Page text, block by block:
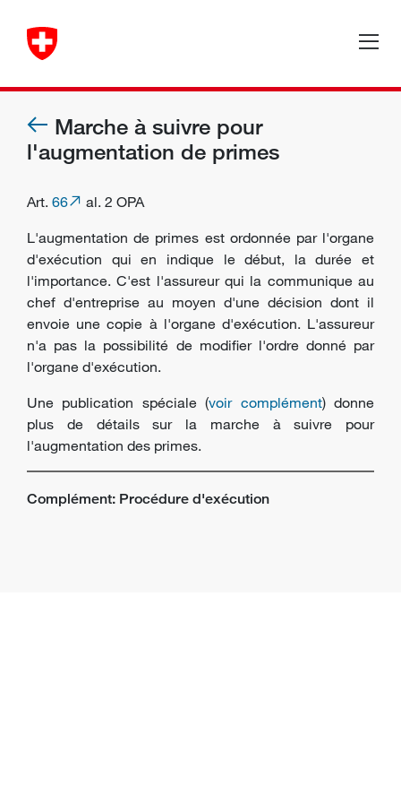
Marche à suivre pour
l'augmentation de primes
Art. 66
al. 2 OPA
L'augmentation de primes est ordonnée par l'organe
d'exécution qui en indique le début, la durée et
l'importance. C'est l'assureur qui la communique au
chef d'entreprise au moyen d'une décision dont il
envoie une copie à l'organe d'exécution. L'assureur
n'a pas la possibilité de modifier l'ordre donné par
l'organe d'exécution.
Une publication spéciale (voir complément) donne
plus de détails sur la marche à suivre pour
l'augmentation des primes.
Complément: Procédure d'exécution